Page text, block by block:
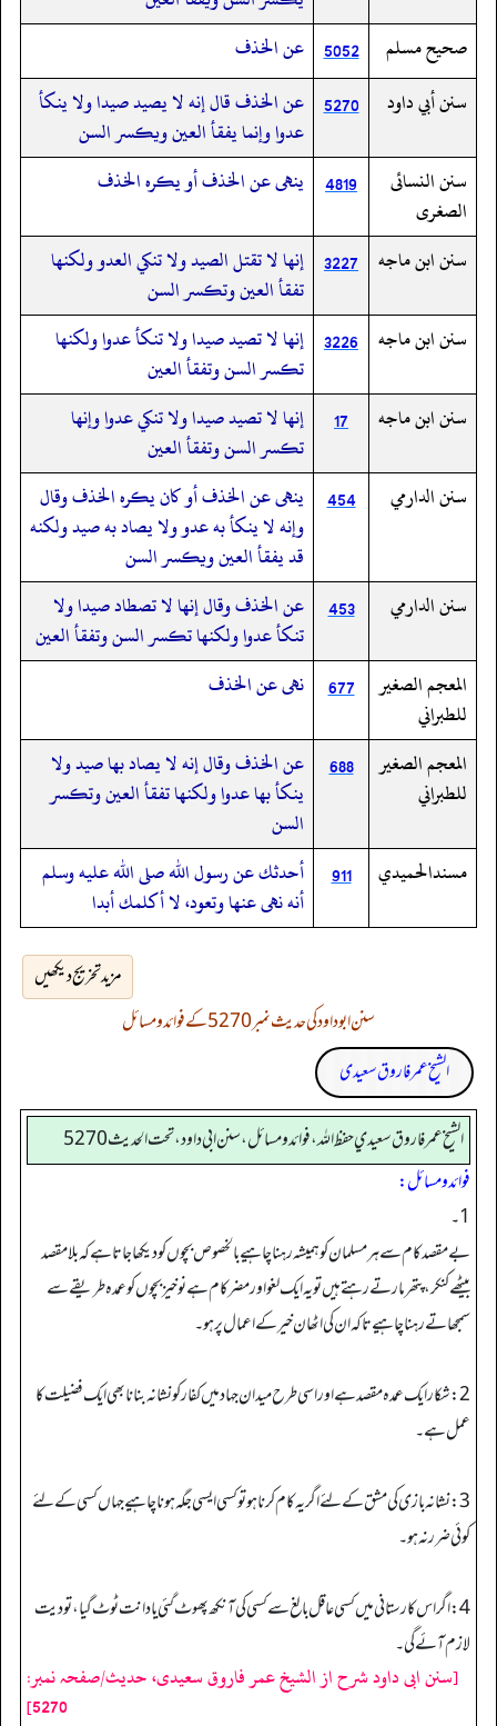
صحيح مسلم
5052 عن الخذف
سنن أبي داود
5270 عن الخذف قال إنه لا يصيد صيدا ولا ينكأ
عدوا وإنما يفقأ العين ويكسر السن
سنن النسائى
الصغرى
4819 ينهى عن الخذف أو يكره الخذف
سنن ابن ماجه 3227 إنها لا تقتل الصيد ولا تنكي العدو ولكنها
تفقأ العين وتكسر السن
سنن ابن ماجه 3226 إنها لا تصيد صيدا ولا تنكأ عدوا ولكنها
تكسر السن وتفقأ العين
سنن ابن ماجه
17
إنها لا تصيد صيدا ولا تنكي عدوا وإنها
تكسر السن وتفقأ العين
سنن الدارمي
454
ينهى عن الخذف أو كان يكره الخذف وقال
وإنه لا ينكأ به عدو ولا يصاد به صيد ولكنه
قد يفقأ العين ويكسر السن
سنن الدارمي
453
عن الخذف وقال إنها لا تصطاد صيدا ولا
تنكأ عدوا ولكنها تكسر السن وتفقأ العين
المعجم الصغير
للطبراني
677 نهى عن الخذف
المعجم الصغير
للطبراني
688
عن الخذف وقال إنه لا يصاد بها صيد ولا
ينكأ بها عدوا ولكنها تفقأ العين وتكسر
السن
مسندالحميدي
911
أحدثك عن رسول الله صلى الله عليه وسلم
أنه نهى عنها وتعود، لا أكلمك أبدا
مزید تخریج دیکھیں
سنن ابوداود کی حدیث نمبر 5270 کے فوائد و مسائل
الشیخ عمر فاروق سعیدی
الشيخ عمر فاروق سعيدي حفظ الله، فوائد و مسائل، سنن ابي داود ، تحت الحديث 5270
فوائد ومسائل:
1۔
بے مقصد کام سے ہر مسلمان کو ہمیشہ رہنا چاہیے بالخصوص بچوں کو دیکھا جاتا ہے کہ بلا مقصد
بیٹھےکنکر، پتھر مارتے رہتے ہیں تو یہ ایک لغو اور مضر کام ہے نو خیزبچوں کو عمدہ طریقے سے
سمجھاتے رہنا چاہیے تاکہ ا ن کی اٹھان خیر کے اعمال پر ہو۔
2: شکار ایک عمدہ مقصد ہے اور اسی طرح میدان جہاد میں کفار کو نشانہ بنانا بھی ایک فضیلت کا
عمل ہے۔
3: نشانہ بازی کی مشق کے لئے اگر یہ کام کرنا ہو تو کسی ایسی جگہ ہونا چاہیے جہاں کسی کے لئے
کو ئی ضررنہ ہو۔
4: اگر اس کارستانی میں کسی عاقل بالغ سے کسی کی آنکھ پھوٹ گئی یادانت ٹوٹ گیا، تو دیت
لازم آئے گی۔
[سنن ابی داود شرح از الشیخ عمر فاروق سعیدی، حدیث/صفحہ نمبر:
5270]